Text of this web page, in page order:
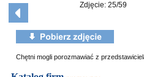
Zdjęcie: 25/59
Chętni mogli porozmawiać z